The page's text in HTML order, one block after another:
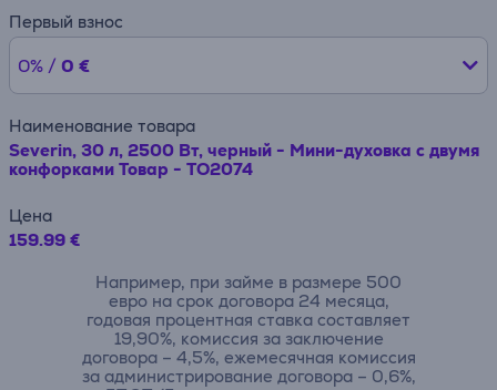
Первый взнос
0% / 0 €
Наименование товара
Severin, 30 л, 2500 Вт, черный - Мини-духовка с двумя
конфорками Товар - TO2074
Цена
159.99 €
Например, при займе в размере 500
евро на срок договора 24 месяца,
годовая процентная ставка составляет
19,90%, комиссия за заключение
договора – 4,5%, ежемесячная комиссия
за администрирование договора – 0,6%,